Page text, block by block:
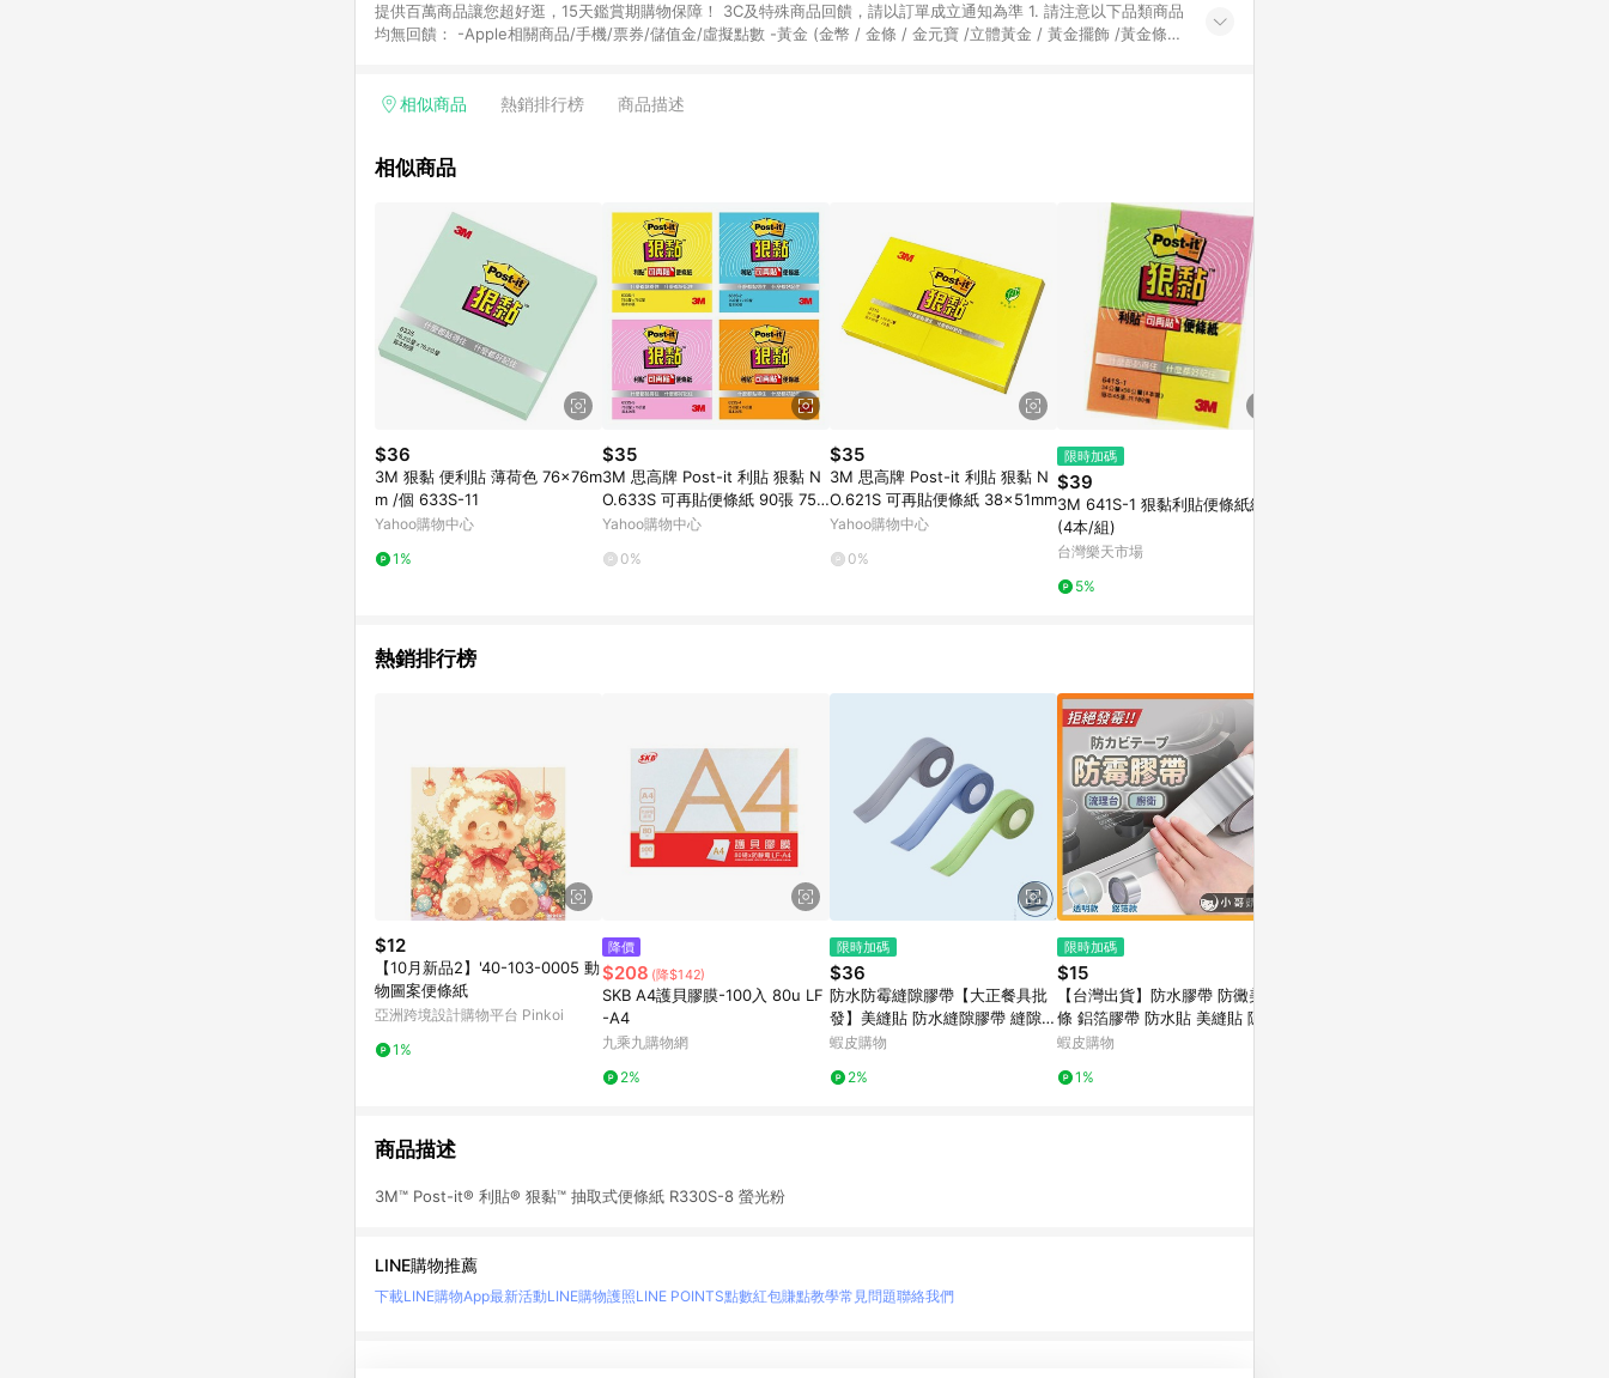
提供百萬商品讓您超好逛，15天鑑賞期購物保障！ 3C及特殊商品回饋，請以訂單成立通知為準 1. 請注意以下品類商品
均無回饋： -Apple相關商品/手機/票券/儲值金/虛擬點數 -黃金 (金幣 / 金條 / 金元寶 /立體黃金 / 黃金擺飾 /黃金條
Yahoo超贈點回饋者 - 購物中心商店之商品：商品賣場中有標示「商店」及顯示商店名稱者(指定活動店家除外) 3. 訂
相似商品 熱銷排行榜 商品描述
相似商品
$36
3M 狠黏 便利貼 薄荷色 76x76m
m /個 633S-11
Yahoo購物中心
1%
$35
3M 思高牌 Post-it 利貼 狠黏 N
O.633S 可再貼便條紙 90張 75x
75mm
Yahoo購物中心
0%
$35
3M 思高牌 Post-it 利貼 狠黏 N
O.621S 可再貼便條紙 38x51mm
Yahoo購物中心
0%
限時加碼
$39
3M 641S-1 狠黏利貼便條紙組合
(4本/組)
台灣樂天市場
5%
熱銷排行榜
$12
【10月新品2】'40-103-0005 動
物圖案便條紙
亞洲跨境設計購物平台 Pinkoi
1%
降價
$208 (降$142)
SKB A4護貝膠膜-100入 80u LF
-A4
九乘九購物網
2%
限時加碼
$36
防水防霉縫隙膠帶【大正餐具批
發】美縫貼 防水縫隙膠帶 縫隙膠
帶 膠帶 隙膠貼 防水隙膠貼 防霉
蝦皮購物
2%
限時加碼
$15
【台灣出貨】防水膠帶 防黴美縫
條 鋁箔膠帶 防水貼 美縫貼 隱形
膠帶 防黴膠帶 防風膠帶 擋風神
蝦皮購物
1%
商品描述
3M™ Post-it® 利貼® 狠黏™ 抽取式便條紙 R330S-8 螢光粉
LINE購物推薦
下載LINE購物App最新活動LINE購物護照LINE POINTS點數紅包賺點教學常見問題聯絡我們